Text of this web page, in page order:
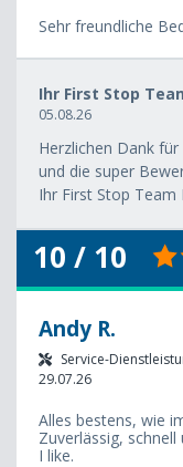
Sehr freundliche
Ihr First Stop
05.08.26
Herzlichen Dank
und die super
Ihr First Stop Team
10 / 10
Andy R.
Service-
29.07.26
Alles bestens, wie
Zuverlässig, schnell
I like.